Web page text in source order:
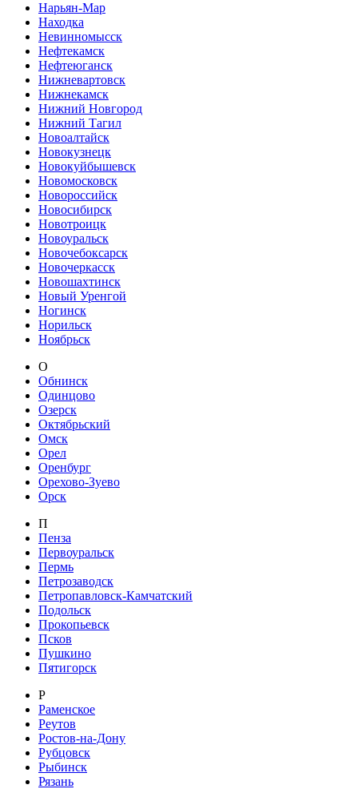
Нарьян-Мар
Находка
Невинномысск
Нефтекамск
Нефтеюганск
Нижневартовск
Нижнекамск
Нижний Новгород
Нижний Тагил
Новоалтайск
Новокузнецк
Новокуйбышевск
Новомосковск
Новороссийск
Новосибирск
Новотроицк
Новоуральск
Новочебоксарск
Новочеркасск
Новошахтинск
Новый Уренгой
Ногинск
Норильск
Ноябрьск
О
Обнинск
Одинцово
Озерск
Октябрьский
Омск
Орел
Оренбург
Орехово-Зуево
Орск
П
Пенза
Первоуральск
Пермь
Петрозаводск
Петропавловск-Камчатский
Подольск
Прокопьевск
Псков
Пушкино
Пятигорск
Р
Раменское
Реутов
Ростов-на-Дону
Рубцовск
Рыбинск
Рязань